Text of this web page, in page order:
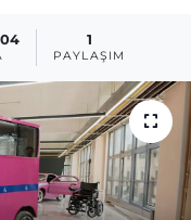
1
PAYLAŞIM